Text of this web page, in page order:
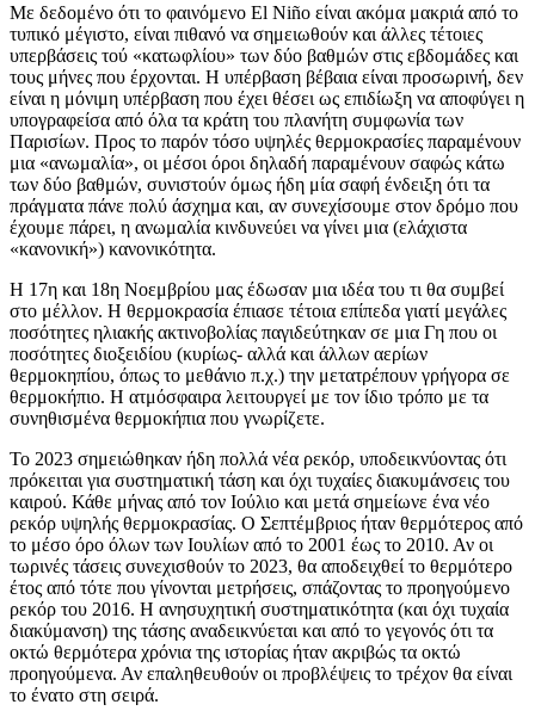
Με δεδομένο ότι το φαινόμενο El Niño είναι ακόμα μακριά από το
τυπικό μέγιστο, είναι πιθανό να σημειωθούν και άλλες τέτοιες
υπερβάσεις τού «κατωφλίου» των δύο βαθμών στις εβδομάδες και
τους μήνες που έρχονται. Η υπέρβαση βέβαια είναι προσωρινή, δεν
είναι η μόνιμη υπέρβαση που έχει θέσει ως επιδίωξη να αποφύγει η
υπογραφείσα από όλα τα κράτη του πλανήτη συμφωνία των
Παρισίων. Προς το παρόν τόσο υψηλές θερμοκρασίες παραμένουν
μια «ανωμαλία», οι μέσοι όροι δηλαδή παραμένουν σαφώς κάτω
των δύο βαθμών, συνιστούν όμως ήδη μία σαφή ένδειξη ότι τα
πράγματα πάνε πολύ άσχημα και, αν συνεχίσουμε στον δρόμο που
έχουμε πάρει, η ανωμαλία κινδυνεύει να γίνει μια (ελάχιστα
«κανονική») κανονικότητα.
Η 17η και 18η Νοεμβρίου μας έδωσαν μια ιδέα του τι θα συμβεί
στο μέλλον. Η θερμοκρασία έπιασε τέτοια επίπεδα γιατί μεγάλες
ποσότητες ηλιακής ακτινοβολίας παγιδεύτηκαν σε μια Γη που οι
ποσότητες διοξειδίου (κυρίως- αλλά και άλλων αερίων
θερμοκηπίου, όπως το μεθάνιο π.χ.) την μετατρέπουν γρήγορα σε
θερμοκήπιο. Η ατμόσφαιρα λειτουργεί με τον ίδιο τρόπο με τα
συνηθισμένα θερμοκήπια που γνωρίζετε.
Το 2023 σημειώθηκαν ήδη πολλά νέα ρεκόρ, υποδεικνύοντας ότι
πρόκειται για συστηματική τάση και όχι τυχαίες διακυμάνσεις του
καιρού. Κάθε μήνας από τον Ιούλιο και μετά σημείωνε ένα νέο
ρεκόρ υψηλής θερμοκρασίας. Ο Σεπτέμβριος ήταν θερμότερος από
το μέσο όρο όλων των Ιουλίων από το 2001 έως το 2010. Αν οι
τωρινές τάσεις συνεχισθούν το 2023, θα αποδειχθεί το θερμότερο
έτος από τότε που γίνονται μετρήσεις, σπάζοντας το προηγούμενο
ρεκόρ του 2016. Η ανησυχητική συστηματικότητα (και όχι τυχαία
διακύμανση) της τάσης αναδεικνύεται και από το γεγονός ότι τα
οκτώ θερμότερα χρόνια της ιστορίας ήταν ακριβώς τα οκτώ
προηγούμενα. Αν επαληθευθούν οι προβλέψεις το τρέχον θα είναι
το ένατο στη σειρά.